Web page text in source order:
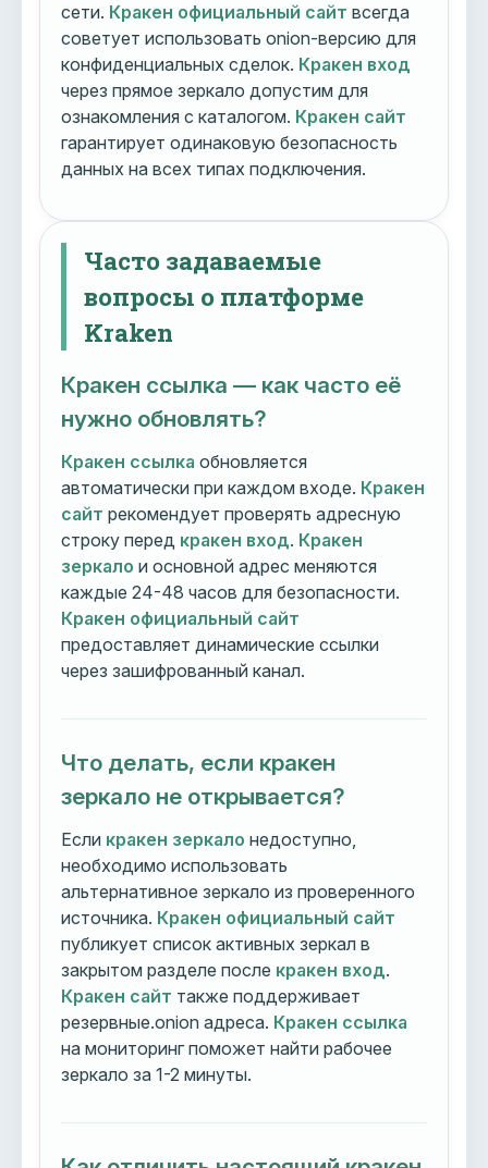
сети. Кракен официальный сайт всегда
советует использовать onion-версию для
конфиденциальных сделок. Кракен вход
через прямое зеркало допустим для
ознакомления с каталогом. Кракен сайт
гарантирует одинаковую безопасность
данных на всех типах подключения.
Часто задаваемые
вопросы о платформе
Kraken
Кракен ссылка — как часто её
нужно обновлять?
Кракен ссылка обновляется
автоматически при каждом входе. Кракен
сайт рекомендует проверять адресную
строку перед кракен вход. Кракен
зеркало и основной адрес меняются
каждые 24-48 часов для безопасности.
Кракен официальный сайт
предоставляет динамические ссылки
через зашифрованный канал.
Что делать, если кракен
зеркало не открывается?
Если кракен зеркало недоступно,
необходимо использовать
альтернативное зеркало из проверенного
источника. Кракен официальный сайт
публикует список активных зеркал в
закрытом разделе после кракен вход.
Кракен сайт также поддерживает
резервные.onion адреса. Кракен ссылка
на мониторинг поможет найти рабочее
зеркало за 1-2 минуты.